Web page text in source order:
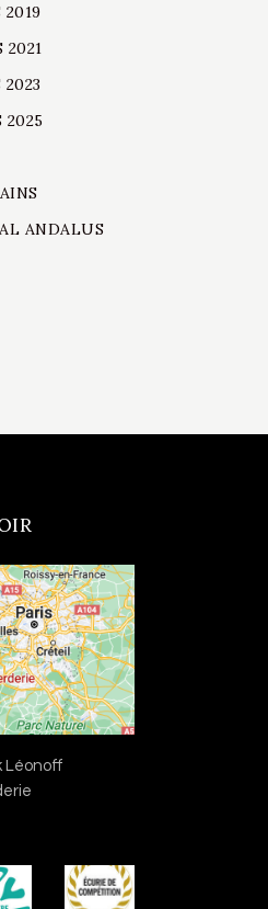
2019
2021
2023
2025
ANDALUS
Léonoff